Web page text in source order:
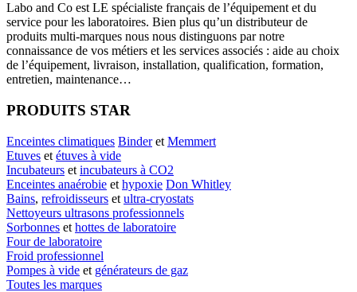
Labo and Co est LE spécialiste français de l’équipement et du
service pour les laboratoires. Bien plus qu’un distributeur de
produits multi-marques nous nous distinguons par notre
connaissance de vos métiers et les services associés : aide au choix
de l’équipement, livraison, installation, qualification, formation,
entretien, maintenance…
PRODUITS STAR
Enceintes climatiques Binderet Memmert
Etuves et étuves à vide
Incubateurs et incubateurs à CO2
Enceintes anaérobie et hypoxie Don Whitley
Bains, refroidisseurs et ultra-cryostats
Nettoyeurs ultrasons professionnels
Sorbonnes et hottes de laboratoire
Four de laboratoire
Froid professionnel
Pompes à vide et générateurs de gaz
Toutes les marques